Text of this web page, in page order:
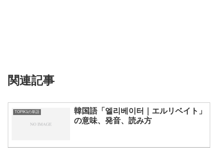
関連記事
TOPIK1の単語
韓国語「엘리베이터｜エルリベイト」
の意味、発音、読み方